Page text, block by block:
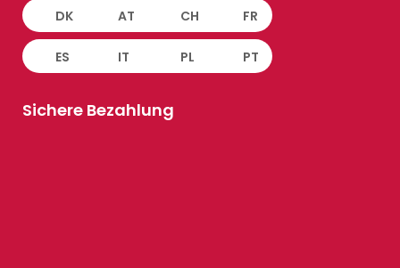
DK AT CH FR
ES IT PL PT
Sichere Bezahlung